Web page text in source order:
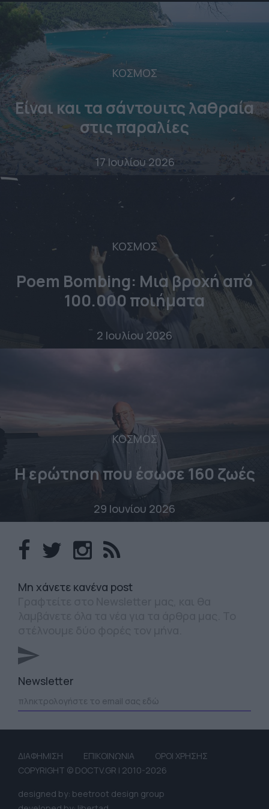
ΚΟΣΜΟΣ
Είναι και τα σάντουιτς λαθραία
στις παραλίες
17 Ιουλίου 2026
ΚΟΣΜΟΣ
Poem Bombing: Mια βροχή από
100.000 ποιήματα
2 Ιουλίου 2026
ΚΟΣΜΟΣ
Η ερώτηση που έσωσε 160 ζωές
29 Ιουνίου 2026
Mη χάνετε κανένα post
Newsletter
ΔΙΑΦΗΜΙΣΗ ΕΠΙΚΟΙΝΩΝΙΑ
ΟΡΟΙ ΧΡΗΣΗΣ
COPYRIGHT © DOCTV.GR | 2010-2026
designed by: beetroot design group